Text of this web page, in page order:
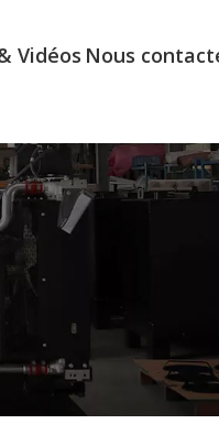
Vidéos Nous